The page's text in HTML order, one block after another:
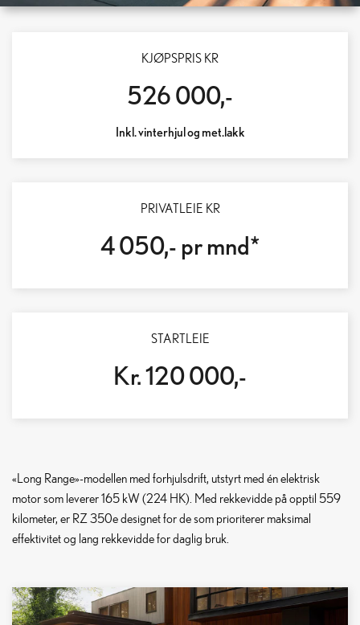
LENGER REKKEVIDDE – RASKERE LADING
KJØPSPRIS KR
526 000,-
Inkl. vinterhjul og met.lakk
PRIVATLEIE KR
4 050,- pr mnd*
STARTLEIE
Kr. 120 000,-
«Long Range»-modellen med forhjulsdrift, utstyrt med én elektrisk
motor som leverer 165 kW (224 HK). Med rekkevidde på opptil 559
kilometer, er RZ 350e designet for de som prioriterer maksimal
effektivitet og lang rekkevidde for daglig bruk.